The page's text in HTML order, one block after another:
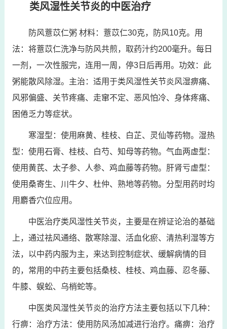
类风湿性关节炎的中医治疗
防风薏苡仁粥 材料：薏苡仁30克，防风10克。用
法：将薏苡仁洗净与防风共煎，取药汁约200毫升。每日
一剂，一次性服完，连用一周，停3日后再用。功效：此
粥能散风除湿。主治：适用于类风湿性关节炎风湿痹痛、
风邪偏盛、关节疼痛、走窜不定、恶风怕冷、身体疼痛、
困倦乏力等症状。
寒湿型：使用麻黄、桂枝、白芷、灵仙等药物。湿热
型：使用石膏、桂枝、白芍、知母等药物。气血两虚型：
使用黄芪、太子参、人参、鸡血藤等药物。肝肾亏虚型：
使用桑寄生、川牛夕、杜仲、熟地等药物。分型用药时均
用麝香穴位应用。
中医治疗类风湿性关节炎，主要是在辨证论治的基础
上，通过祛风通络、散寒除湿、活血化瘀、清热利湿等方
法，以中药内服为主，来达到控制症状、缓解病情的目
的，常用的中药主要包括桑枝、桂枝、鸡血藤、忍冬藤、
牛膝、蜈蚣、乌梢蛇等。
中医类风湿性关节炎的治疗方法主要包括以下几种：
行痹：治疗方法：使用防风汤加减进行治疗。痛痹：治疗